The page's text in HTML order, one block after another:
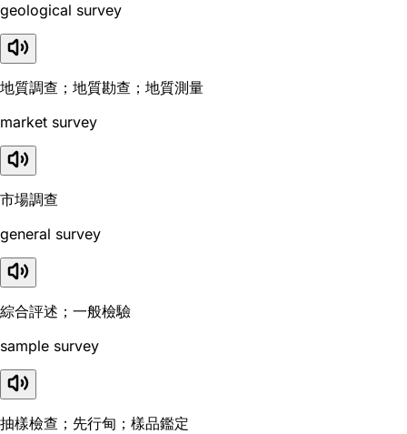
geological survey
地質調查；地質勘查；地質測量
market survey
市場調查
general survey
綜合評述；一般檢驗
sample survey
抽樣檢查；先行甸；樣品鑑定